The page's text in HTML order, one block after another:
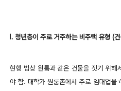
Ⅰ. 청년층이 주로 거주하는 비주택 유형 (
현행 법상 원룸과 같은 건물을 짓기 위해
야 함. 대학가 원룸촌에서 주로 임대업을